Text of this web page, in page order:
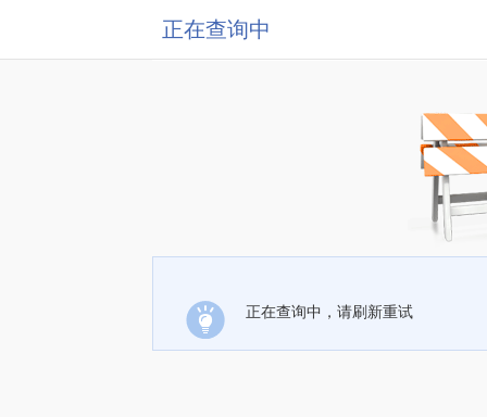
正在查询中
正在查询中，请刷新重试